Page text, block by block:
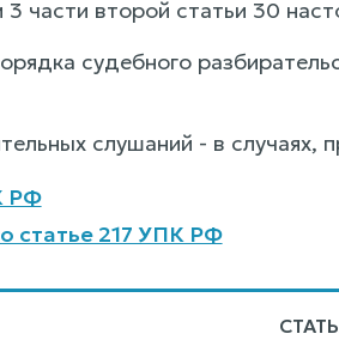
части второй статьи 30
судебного
слушаний - в случаях,
РФ
статье 217 УПК РФ